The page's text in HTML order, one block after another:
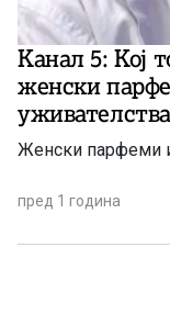
Канал 5: Кој тоа во Њујорк си купувал
женски
Женски парфеми
пред 1 година